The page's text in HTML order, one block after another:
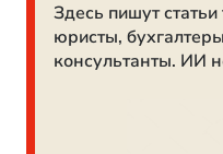
Здесь пишут
юристы,
консультанты. ИИ